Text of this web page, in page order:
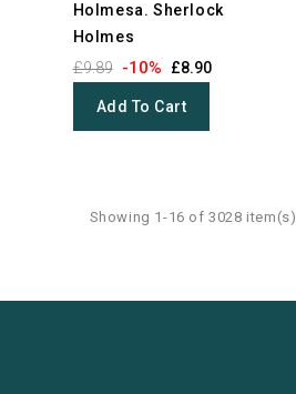
Holmesa. Sherlock
Holmes
£9.89 -10% £8.90
Add To Cart
Showing 1-16 of 3028 item(s)